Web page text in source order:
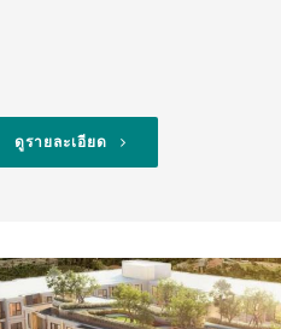
ดูรายละเอียด